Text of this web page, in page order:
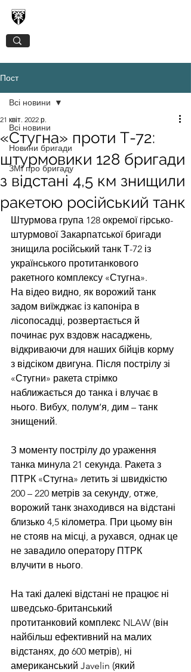
Пост
Всі новини
Новини бригади
ЗМІ про бригаду
Всі новини
«Стугна» проти Т-72:
штурмовики 128 бригади
з відстані 4,5 км знищили
ракетою російський танк
21 квіт. 2022 р.
Штурмова група 128 окремої гірсько-
штурмової Закарпатської бригади
знищила російський танк Т-72 із
українського протитанкового
ракетного комплексу «Стугна».
На відео видно, як ворожий танк
задом виїжджає із капоніра в
лісопосадці, розвертається й
починає рух вздовж насаджень,
відкриваючи для наших бійців корму
з відсіком двигуна. Після пострілу зі
«Стугни» ракета стрімко
наближається до танка і влучає в
нього. Вибух, полум’я, дим – танк
знищений.
З моменту пострілу до ураження
танка минула 21 секунда. Ракета з
ПТРК «Стугна» летить зі швидкістю
200 – 220 метрів за секунду, отже,
ворожий танк знаходився на відстані
близько 4,5 кілометра. При цьому він
не стояв на місці, а рухався, однак це
не завадило оператору ПТРК
влучити в нього.
На такі далекі відстані не працює ні
шведсько-британський
протитанковий комплекс NLAW (він
найбільш ефективний на малих
відстанях, до 600 метрів), ні
американський Javelin (який